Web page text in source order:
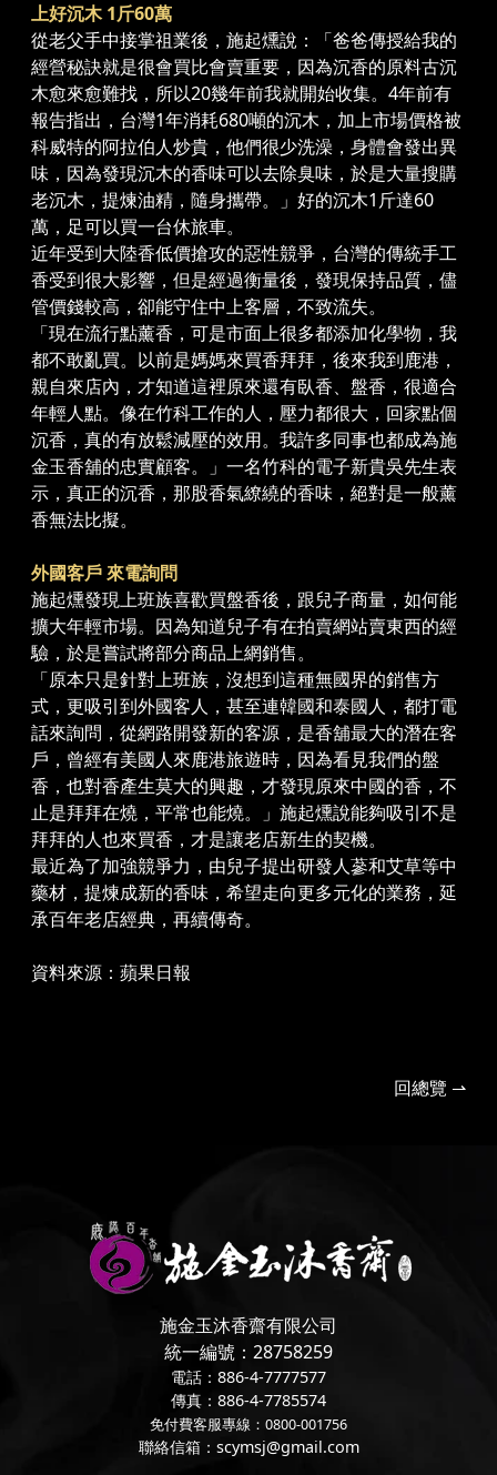
上好沉木 1斤60萬
從老父手中接掌祖業後，施起燻說：「爸爸傳授給我的
經營秘訣就是很會買比會賣重要，因為沉香的原料古沉
木愈來愈難找，所以20幾年前我就開始收集。4年前有
報告指出，台灣1年消耗680噸的沉木，加上市場價格被
科威特的阿拉伯人炒貴，他們很少洗澡，身體會發出異
味，因為發現沉木的香味可以去除臭味，於是大量搜購
老沉木，提煉油精，隨身攜帶。」好的沉木1斤達60
萬，足可以買一台休旅車。
近年受到大陸香低價搶攻的惡性競爭，台灣的傳統手工
香受到很大影響，但是經過衡量後，發現保持品質，儘
管價錢較高，卻能守住中上客層，不致流失。
「現在流行點薰香，可是市面上很多都添加化學物，我
都不敢亂買。以前是媽媽來買香拜拜，後來我到鹿港，
親自來店內，才知道這裡原來還有臥香、盤香，很適合
年輕人點。像在竹科工作的人，壓力都很大，回家點個
沉香，真的有放鬆減壓的效用。我許多同事也都成為施
金玉香舖的忠實顧客。」一名竹科的電子新貴吳先生表
示，真正的沉香，那股香氣繚繞的香味，絕對是一般薰
香無法比擬。
外國客戶 來電詢問
施起燻發現上班族喜歡買盤香後，跟兒子商量，如何能
擴大年輕市場。因為知道兒子有在拍賣網站賣東西的經
驗，於是嘗試將部分商品上網銷售。
「原本只是針對上班族，沒想到這種無國界的銷售方
式，更吸引到外國客人，甚至連韓國和泰國人，都打電
話來詢問，從網路開發新的客源，是香舖最大的潛在客
戶，曾經有美國人來鹿港旅遊時，因為看見我們的盤
香，也對香產生莫大的興趣，才發現原來中國的香，不
止是拜拜在燒，平常也能燒。」施起燻說能夠吸引不是
拜拜的人也來買香，才是讓老店新生的契機。
最近為了加強競爭力，由兒子提出研發人蔘和艾草等中
藥材，提煉成新的香味，希望走向更多元化的業務，延
承百年老店經典，再續傳奇。
資料來源： 蘋果日報
回總覽 ⇀
施金玉沐香齋有限公司
統一編號：28758259
電話：886-4-7777577
傳真：886-4-7785574
免付費客服專線：0800-001756
聯絡信箱：scymsj@gmail.com